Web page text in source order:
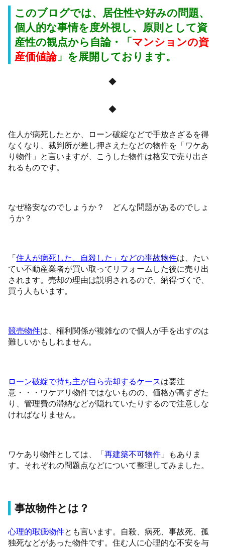
このブログでは、居住性や好みの問題、
個人的な事情を度外視し、原則として資
産性の観点から自論・「 マンションの資
産価値論」 を展開しております。
◆
◆
住人が病死したとか、ローン破綻などで手放さざるを得
なくなり、裁判所が差し押さえたなどの物件を「ワケあ
り物件」と言いますが、こうした物件は格安で売り出さ
れるものです。
なぜ格安なのでしょうか？ どんな問題があるのでしょ
うか？
「住人が病死した、自殺した」などの事故物件は、たい
てい不動産業者が買い取ってリフォームした後に売り出
されます。売却の理由は説明されるので、納得づくで、
買う人もいます。
競売物件は、権利関係が複雑なので個人が手を出すのは
難しいかもしれません。
ローン破綻で持ち主が自ら売却するケースは要注
意・・・ワケアリ物件ではないものの、価格が高すぎた
り、管理費の滞納などが隠れていたりするので注意しな
ければなりません。
ワケあり物件としては、「再建築不可物件 」もありま
す。それぞれの問題点などについて整理してみました。
事故物件とは？
心理的瑕疵物件とも言います。自殺、病死、事故死、孤
独死などがあった物件です。住む人に心理的な不安を与